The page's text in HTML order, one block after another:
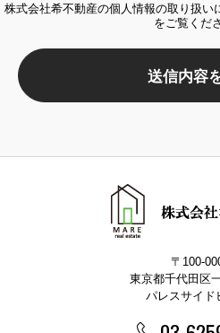
株式会社希不動産の個人情報の取り扱い
をご覧くだ
送信内容
〒100-
東京都千代田区
パレスサイド